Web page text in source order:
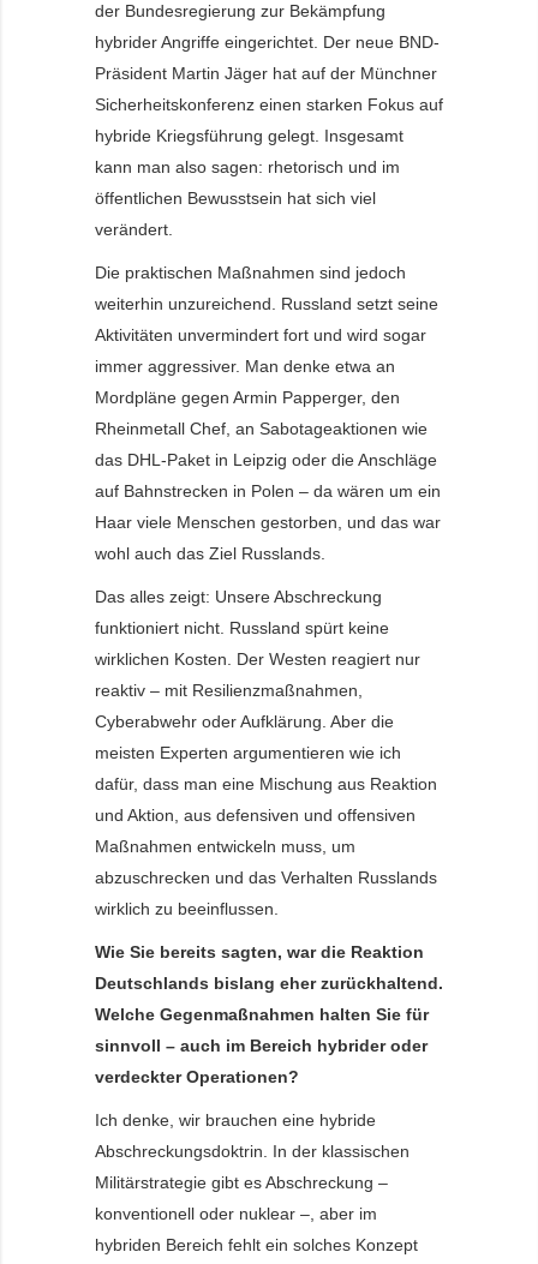
der Bundesregierung zur Bekämpfung
hybrider Angriffe eingerichtet. Der neue BND-
Präsident Martin Jäger hat auf der Münchner
Sicherheitskonferenz einen starken Fokus auf
hybride Kriegsführung gelegt. Insgesamt
kann man also sagen: rhetorisch und im
öffentlichen Bewusstsein hat sich viel
verändert.
Die praktischen Maßnahmen sind jedoch
weiterhin unzureichend. Russland setzt seine
Aktivitäten unvermindert fort und wird sogar
immer aggressiver. Man denke etwa an
Mordpläne gegen Armin Papperger, den
Rheinmetall Chef, an Sabotageaktionen wie
das DHL-Paket in Leipzig oder die Anschläge
auf Bahnstrecken in Polen – da wären um ein
Haar viele Menschen gestorben, und das war
wohl auch das Ziel Russlands.
Das alles zeigt: Unsere Abschreckung
funktioniert nicht. Russland spürt keine
wirklichen Kosten. Der Westen reagiert nur
reaktiv – mit Resilienzmaßnahmen,
Cyberabwehr oder Aufklärung. Aber die
meisten Experten argumentieren wie ich
dafür, dass man eine Mischung aus Reaktion
und Aktion, aus defensiven und offensiven
Maßnahmen entwickeln muss, um
abzuschrecken und das Verhalten Russlands
wirklich zu beeinflussen.
Wie Sie bereits sagten, war die Reaktion
Deutschlands bislang eher zurückhaltend.
Welche Gegenmaßnahmen halten Sie für
sinnvoll – auch im Bereich hybrider oder
verdeckter Operationen?
Ich denke, wir brauchen eine hybride
Abschreckungsdoktrin. In der klassischen
Militärstrategie gibt es Abschreckung –
konventionell oder nuklear –, aber im
hybriden Bereich fehlt ein solches Konzept